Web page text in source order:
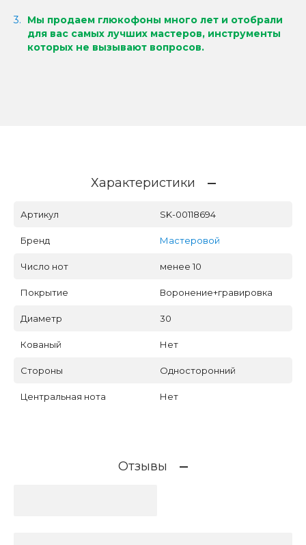
Мы продаем глюкофоны много лет и отобрали
для вас самых лучших мастеров, инструменты
которых не вызывают вопросов.
Характеристики
Артикул SK-00118694
Бренд Мастеровой
Число нот менее 10
Покрытие Воронение+гравировка
Диаметр 30
Кованый Нет
Стороны Односторонний
Центральная нота Нет
Отзывы